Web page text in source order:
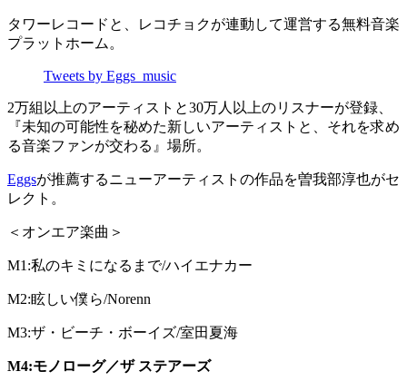
タワーレコードと、レコチョクが連動して運営する無料音楽
プラットホーム。
Tweets by Eggs_music
2万組以上のアーティストと30万人以上のリスナーが登録、
『未知の可能性を秘めた新しいアーティストと、それを求め
る音楽ファンが交わる』場所。
Eggsが推薦するニューアーティストの作品を曽我部淳也がセ
レクト。
＜オンエア楽曲＞
M1:私のキミになるまで/ハイエナカー
M2:眩しい僕ら/Norenn
M3:ザ・ビーチ・ボーイズ/室田夏海
M4:モノローグ／ザ ステアーズ